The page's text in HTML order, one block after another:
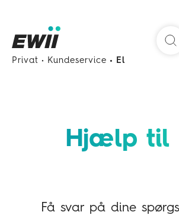
Privat Kundeservice El
Hjælp til
Få svar på dine